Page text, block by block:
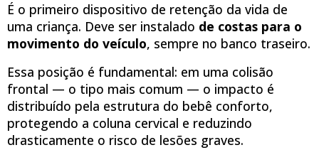
É o primeiro dispositivo de retenção da vida de
uma criança. Deve ser instalado de costas para o
movimento do veículo, sempre no banco traseiro.
Essa posição é fundamental: em uma colisão
frontal — o tipo mais comum — o impacto é
distribuído pela estrutura do bebê conforto,
protegendo a coluna cervical e reduzindo
drasticamente o risco de lesões graves.